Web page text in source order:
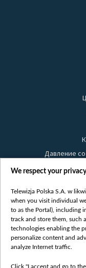
Давление
We respect your privacy
Telewizja Polska S.A. w
when you visit individual
to as the Portal), including
track and store them, such
technologies enabling the
personalize content and
analyze Internet traffic.
Click "I accept and go to